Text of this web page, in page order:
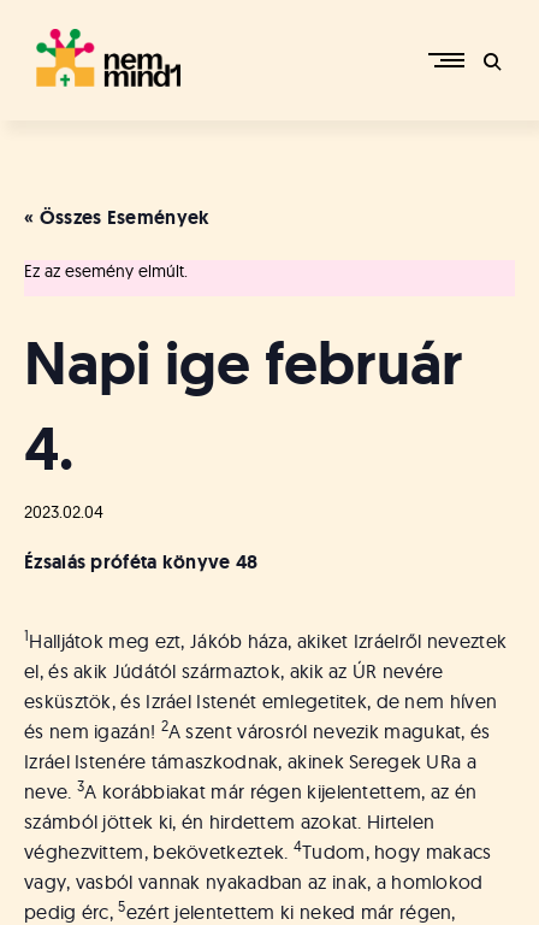
content
p
r
i
R
f
o
m
t
o
k
e
-
L
a
p
j
a
« Összes Események
Ez az esemény elmúlt.
Napi ige február
4.
2023.02.04
Ézsaiás próféta könyve 48
1Halljátok meg ezt, Jákób háza, akiket Izráelről neveztek
el, és akik Júdától származtok, akik az ÚR nevére
esküsztök, és Izráel Istenét emlegetitek, de nem híven
és nem igazán! 2A szent városról nevezik magukat, és
Izráel Istenére támaszkodnak, akinek Seregek URa a
neve. 3A korábbiakat már régen kijelentettem, az én
számból jöttek ki, én hirdettem azokat. Hirtelen
véghezvittem, bekövetkeztek. 4Tudom, hogy makacs
vagy, vasból vannak nyakadban az inak, a homlokod
pedig érc,5ezért jelentettem ki neked már régen,